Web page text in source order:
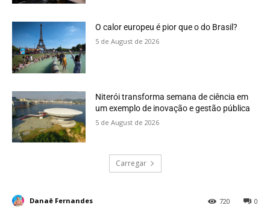
O calor europeu é pior que o do Brasil?
5 de August de 2026
Niterói transforma semana de ciência em
um exemplo de inovação e gestão pública
5 de August de 2026
Carregar
Danaê Fernandes 0
720